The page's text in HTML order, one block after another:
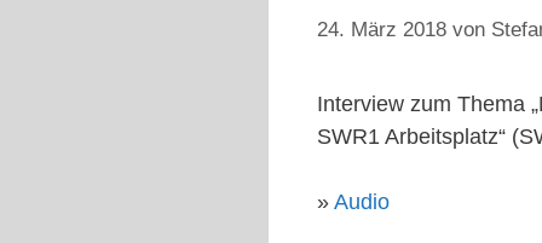
24. März 2018 von
Interview zum Thema
SWR1 Arbeitsplatz“
» Audio